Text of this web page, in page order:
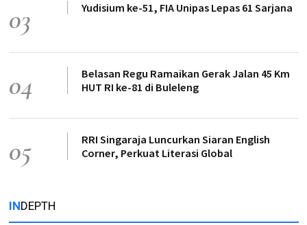
03 Yudisium ke-51, FIA Unipas Lepas 61 Sarjana
04
Belasan Regu Ramaikan Gerak Jalan 45 Km
HUT RI ke-81 di Buleleng
05
RRI Singaraja Luncurkan Siaran English
Corner, Perkuat Literasi Global
INDEPTH